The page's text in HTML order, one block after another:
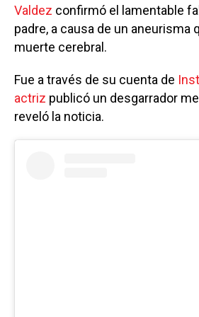
Valdez confirmó el lamentable
padre, a causa de un aneurisma
muerte cerebral.
Fue a través de su cuenta de
actriz publicó un desgarrador
reveló la noticia.